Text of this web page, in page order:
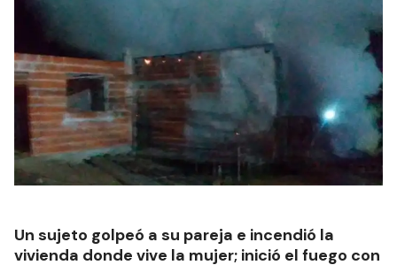
Un sujeto golpeó a su pareja e incendió la
vivienda donde vive la mujer; inició el fuego con